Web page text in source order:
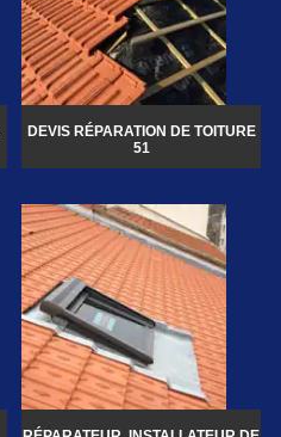
DEVIS RÉPARATION DE TOITURE
51